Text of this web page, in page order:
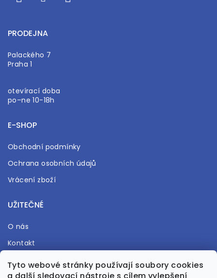
Tyto webové stránky používají soubory cookies
PRODEJNA
Palackého 7
Praha 1
otevírací doba
po–ne 10-18h
E-SHOP
Obchodní podmínky
Ochrana osobních údajů
Vrácení zboží
UŽITEČNÉ
O nás
Kontakt
Prodejna